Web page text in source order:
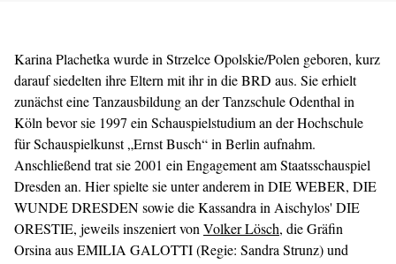
Karina Plachetka wurde in Strzelce Opolskie/Polen geboren, kurz
darauf siedelten ihre Eltern mit ihr in die BRD aus. Sie erhielt
zunächst eine Tanzausbildung an der Tanzschule Odenthal in
Köln bevor sie 1997 ein Schauspielstudium an der Hochschule
für Schauspielkunst „Ernst Busch“ in Berlin aufnahm.
Anschließend trat sie 2001 ein Engagement am Staatsschauspiel
Dresden an. Hier spielte sie unter anderem in DIE WEBER, DIE
WUNDE DRESDEN sowie die Kassandra in Aischylos' DIE
ORESTIE, jeweils inszeniert von Volker Lösch, die Gräfin
Orsina aus EMILIA GALOTTI (Regie: Sandra Strunz) und